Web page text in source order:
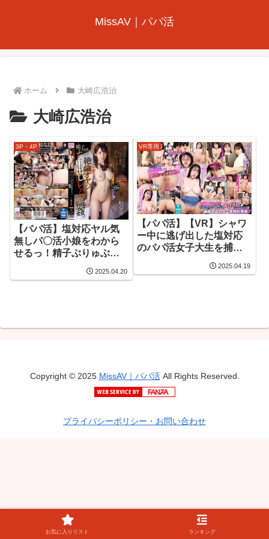
MissAV｜パパ活
ホーム 大崎広浩治
大崎広浩治
3P・4P
【パパ活】塩対応ヤル気
無しパ〇活小娘をわから
せるっ！精子ぶりゅぶり
中出しレ×プ輪●。 三崎な
2025.04.20
VR専用
【パパ活】【VR】シャワ
ー中に逃げ出した塩対応
のパパ活女子大生を捕ま
にさせてやった 羽月乃蒼
2025.04.19
Copyright © 2025 MissAV｜パパ活All Rights Reserved.
プライバシーポリシー・お問い合わせ
お気に入りリスト ランキング